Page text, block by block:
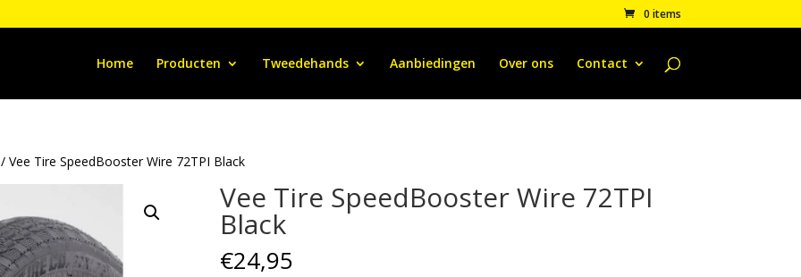
0 items
Home Producten Tweedehands Aanbiedingen Over ons Contact
/ Vee Tire SpeedBooster Wire 72TPI Black
Vee Tire SpeedBooster Wire 72TPI
Black
€24,95